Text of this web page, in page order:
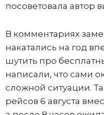
посоветовала автор
В комментариях
накатались на год
шутить про
написали, что сами
сложной ситуации.
рейсов 6 августа